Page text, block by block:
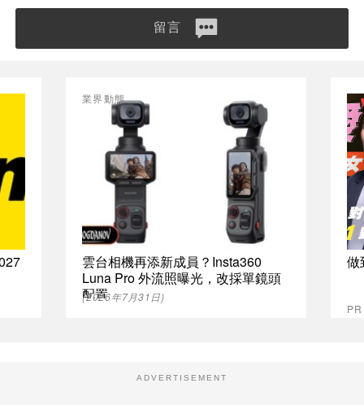
留言
雲台相機再添新成員？Insta360
Luna Pro 外流照曝光，改採單鏡頭
配置
業界動態
(2026年7月31日)
做
ADVERTISEMENT